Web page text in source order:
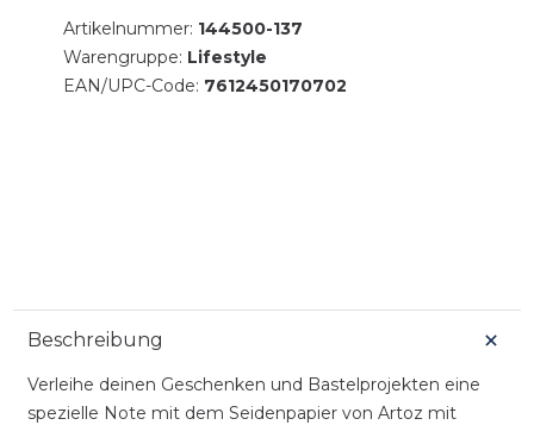
Artikelnummer: 144500-137
Warengruppe: Lifestyle
EAN/UPC-Code: 7612450170702
Beschreibung
Verleihe deinen Geschenken und Bastelprojekten eine
spezielle Note mit dem Seidenpapier von Artoz mit